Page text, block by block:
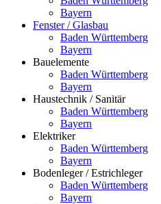
Bayern
Fenster / Glasbau
Baden Württemberg
Bayern
Bauelemente
Baden Württemberg
Bayern
Haustechnik / Sanitär
Baden Württemberg
Bayern
Elektriker
Baden Württemberg
Bayern
Bodenleger / Estrichleger
Baden Württemberg
Bayern